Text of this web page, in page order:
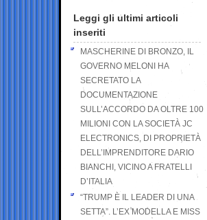
Leggi gli ultimi articoli
inseriti
MASCHERINE DI BRONZO, IL
GOVERNO MELONI HA
SECRETATO LA
DOCUMENTAZIONE
SULL’ACCORDO DA OLTRE 100
MILIONI CON LA SOCIETÀ JC
ELECTRONICS, DI PROPRIETÀ
DELL’IMPRENDITORE DARIO
BIANCHI, VICINO A FRATELLI
D’ITALIA
“TRUMP È IL LEADER DI UNA
SETTA”. L’EX MODELLA E MISS